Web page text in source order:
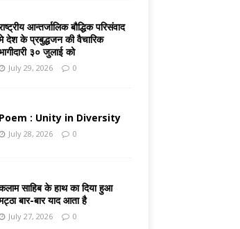
आन्तर्जालिक बौद्धिक परिसंवाद
देश के प्रबुद्धजन की वैचारिक
३० जुलाई को
July 29, 2026 0
Poem : Unity in Diversity
July 28, 2026 0
साहिब के हाथ का दिया हुआ
बार-बार याद आता है
July 27, 2026 0